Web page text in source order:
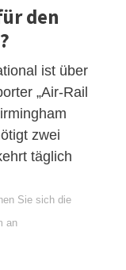
den
ist über
„Air-Rail
zwei
täglich
Sie sich die
an